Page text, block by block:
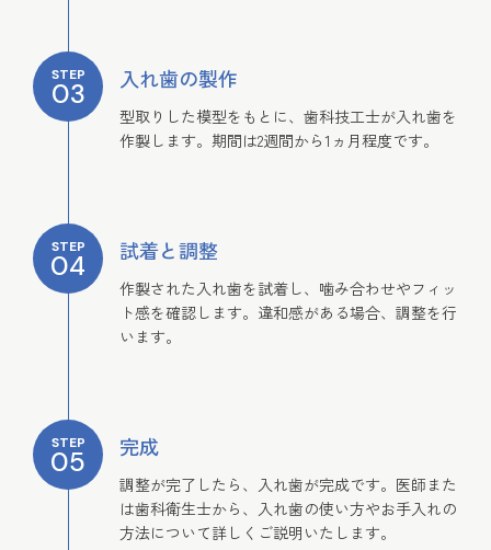
STEP
03 入れ歯の製作
型取りした模型をもとに、歯科技工士が入れ歯を
作製します。期間は2週間から1ヵ月程度です。
STEP
04 試着と調整
作製された入れ歯を試着し、噛み合わせやフィッ
ト感を確認します。違和感がある場合、調整を行
います。
STEP
05 完成
調整が完了したら、入れ歯が完成です。医師また
は歯科衛生士から、入れ歯の使い方やお手入れの
方法について詳しくご説明いたします。